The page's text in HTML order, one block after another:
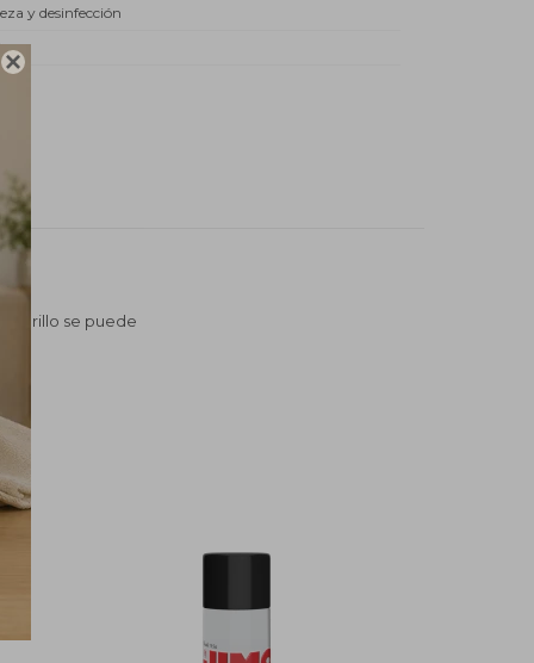

y desinfección
brillo se puede